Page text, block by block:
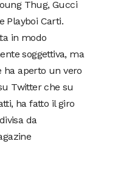
Thug, Gucci
Playboi Carti.
in modo
soggettiva, ma
ha aperto un vero
Twitter che su
ha fatto il giro
da